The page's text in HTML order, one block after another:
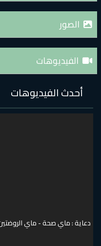
الصور
الفيديوهات
أحدث الفيديوهات
دعاية : ماي صحة - ماي الروضتين